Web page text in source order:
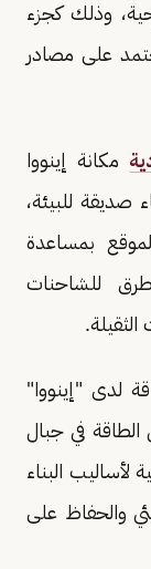
وذلك كجزء
على مصادر
مكانة إينووا
صديقة للبيئة،
بمساعدة
طرق للشاحنات
لدى "إينووا"
الطاقة في جبال
لأساليب البناء
والحفاظ على